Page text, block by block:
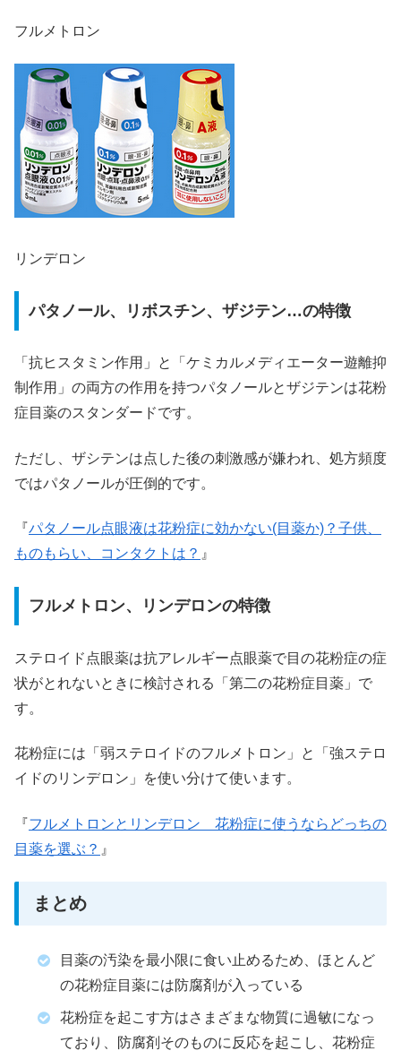
フルメトロン
リンデロン
パタノール、リボスチン、ザジテン…の特徴
「抗ヒスタミン作用」と「ケミカルメディエーター遊離抑
制作用」の両方の作用を持つパタノールとザジテンは花粉
症目薬のスタンダードです。
ただし、ザシテンは点した後の刺激感が嫌われ、処方頻度
ではパタノールが圧倒的です。
『パタノール点眼液は花粉症に効かない(目薬か)？子供、
ものもらい、コンタクトは？ 』
フルメトロン、リンデロンの特徴
ステロイド点眼薬は抗アレルギー点眼薬で目の花粉症の症
状がとれないときに検討される「第二の花粉症目薬」で
す。
花粉症には「弱ステロイドのフルメトロン」と「強ステロ
イドのリンデロン」を使い分けて使います。
『フルメトロンとリンデロン 花粉症に使うならどっちの
目薬を選ぶ？ 』
まとめ
目薬の汚染を最小限に食い止めるため、ほとんど
の花粉症目薬には防腐剤が入っている
花粉症を起こす方はさまざまな物質に過敏になっ
ており、防腐剤そのものに反応を起こし、花粉症